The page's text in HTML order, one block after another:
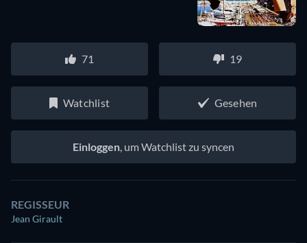
71 19
Watchlist Gesehen
Einloggen, um Watchlist zu syncen
REGISSEUR
Jean Girault